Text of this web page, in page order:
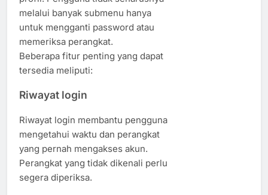
melalui banyak submenu hanya
untuk mengganti password atau
memeriksa perangkat.
Beberapa fitur penting yang dapat
tersedia meliputi:
Riwayat login
Riwayat login membantu pengguna
mengetahui waktu dan perangkat
yang pernah mengakses akun.
Perangkat yang tidak dikenali perlu
segera diperiksa.